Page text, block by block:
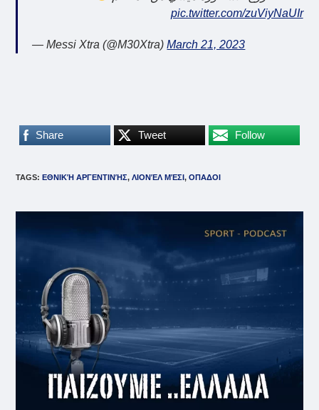
pic.twitter.com/zuViyNaUIr
— Messi Xtra (@M30Xtra)March 21, 2023
Share Tweet Follow
TAGS:ΕΘΝΙΚΉ ΑΡΓΕΝΤΙΝΉΣ, ΛΙΟΝΈΛ ΜΈΣΙ, ΟΠΑΔΟΙ